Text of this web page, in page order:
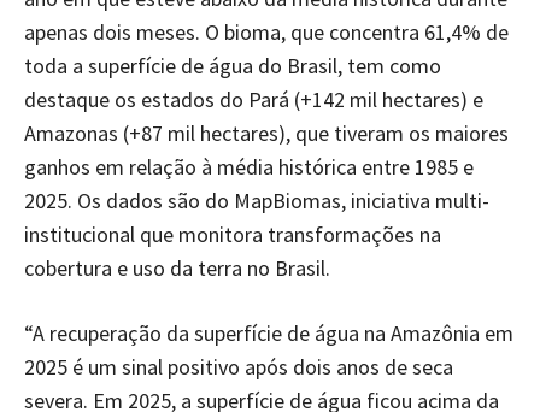
apenas dois meses. O bioma, que concentra 61,4% de
toda a superfície de água do Brasil, tem como
destaque os estados do Pará (+142 mil hectares) e
Amazonas (+87 mil hectares), que tiveram os maiores
ganhos em relação à média histórica entre 1985 e
2025. Os dados são do MapBiomas, iniciativa multi-
institucional que monitora transformações na
cobertura e uso da terra no Brasil.
“A recuperação da superfície de água na Amazônia em
2025 é um sinal positivo após dois anos de seca
severa. Em 2025, a superfície de água ficou acima da